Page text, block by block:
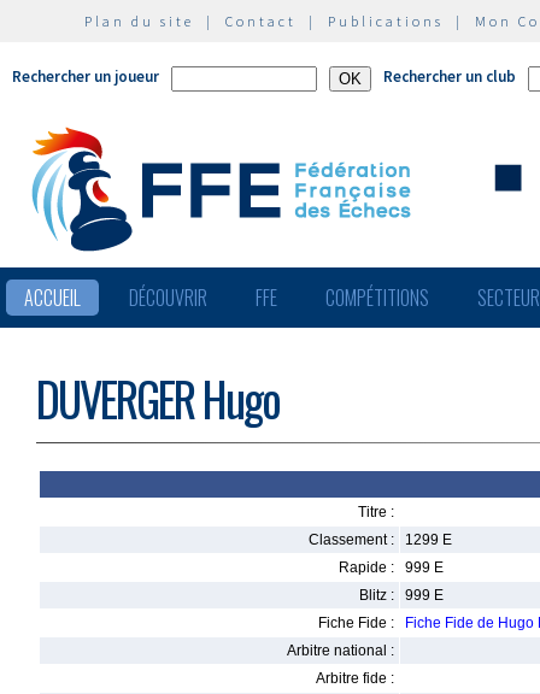
Plan du site | Contact | Publications | Mon
Rechercher un joueur Rechercher un club
ACCUEIL DÉCOUVRIR FFE COMPÉTITIONS
DUVERGER Hugo
Titre :
Classement :
1299 E
Rapide :
999 E
Blitz :
999 E
Fiche Fide :
Fiche Fide de Hugo
Arbitre national :
Arbitre fide :